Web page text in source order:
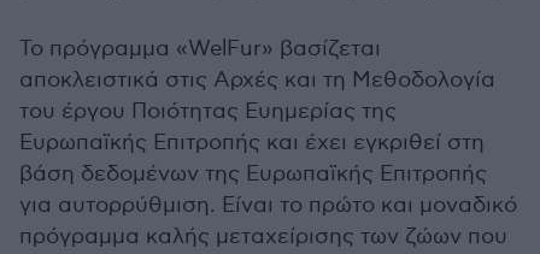
Το πρόγραμμα «WelFur» βασίζεται
αποκλειστικά στις Αρχές και τη Μεθοδολογία
του έργου Ποιότητας Ευημερίας της
Ευρωπαϊκής Επιτροπής και έχει εγκριθεί στη
βάση δεδομένων της Ευρωπαϊκής Επιτροπής
για αυτορρύθμιση. Είναι το πρώτο και μοναδικό
πρόγραμμα καλής μεταχείρισης των ζώων που